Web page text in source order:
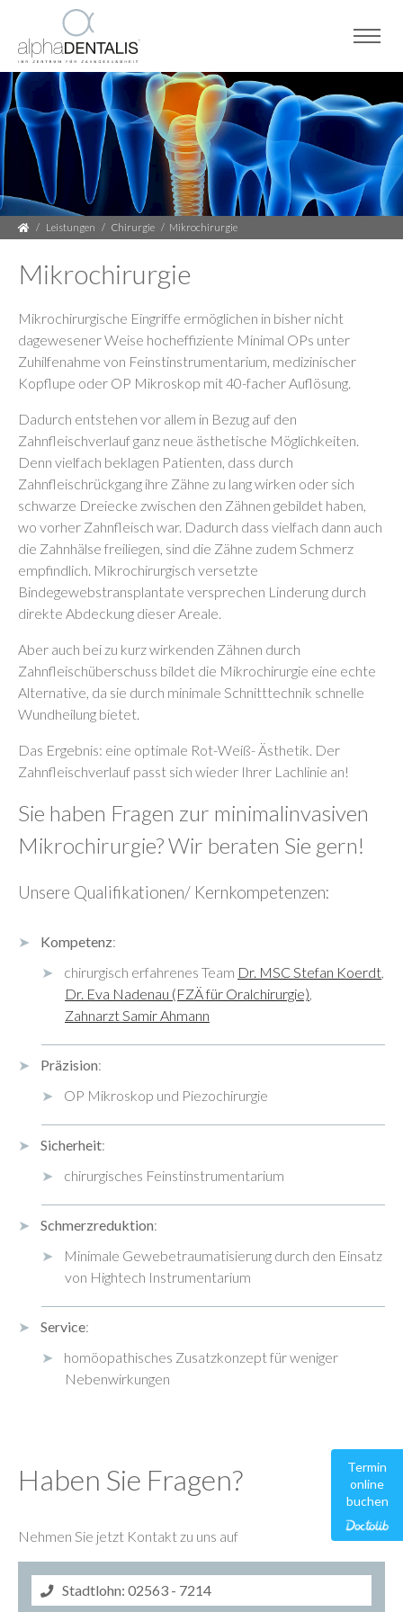
Leistungen Chirurgie Mikrochirurgie
Mikrochirurgie
Mikrochirurgische Eingriffe ermöglichen in bisher nicht
dagewesener Weise hocheffiziente Minimal OPs unter
Zuhilfenahme von Feinstinstrumentarium, medizinischer
Kopflupe oder OP Mikroskop mit 40-facher Auflösung.
Dadurch entstehen vor allem in Bezug auf den
Zahnfleischverlauf ganz neue ästhetische Möglichkeiten.
Denn vielfach beklagen Patienten, dass durch
Zahnfleischrückgang ihre Zähne zu lang wirken oder sich
schwarze Dreiecke zwischen den Zähnen gebildet haben,
wo vorher Zahnfleisch war. Dadurch dass vielfach dann auch
die Zahnhälse freiliegen, sind die Zähne zudem Schmerz
empfindlich. Mikrochirurgisch versetzte
Bindegewebstransplantate versprechen Linderung durch
direkte Abdeckung dieser Areale.
Aber auch bei zu kurz wirkenden Zähnen durch
Zahnfleischüberschuss bildet die Mikrochirurgie eine echte
Alternative, da sie durch minimale Schnitttechnik schnelle
Wundheilung bietet.
Das Ergebnis: eine optimale Rot-Weiß- Ästhetik. Der
Zahnfleischverlauf passt sich wieder Ihrer Lachlinie an!
Sie haben Fragen zur minimalinvasiven
Mikrochirurgie? Wir beraten Sie gern!
Unsere Qualifikationen/ Kernkompetenzen:
Kompetenz:
chirurgisch erfahrenes Team Dr. MSC Stefan Koerdt,
Dr. Eva Nadenau (FZÄ für Oralchirurgie),
Zahnarzt Samir Ahmann
Präzision:
OP Mikroskop und Piezochirurgie
Sicherheit:
chirurgisches Feinstinstrumentarium
Schmerzreduktion:
Minimale Gewebetraumatisierung durch den Einsatz
von Hightech Instrumentarium
Service:
homöopathisches Zusatzkonzept für weniger
Nebenwirkungen
Haben Sie Fragen?
Nehmen Sie jetzt Kontakt zu uns auf
Stadtlohn: 02563 - 7214
Termin
online
buchen